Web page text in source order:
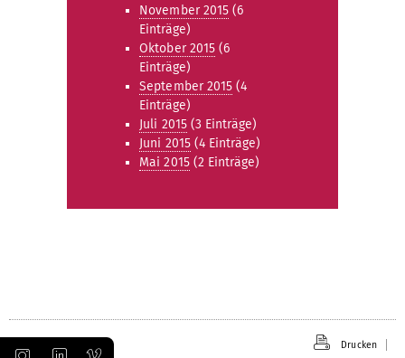
November 2015 (6
Einträge)
Oktober 2015 (6
Einträge)
September 2015 (4
Einträge)
Juli 2015(3 Einträge)
Juni 2015(4 Einträge)
Mai 2015(2 Einträge)
Drucken